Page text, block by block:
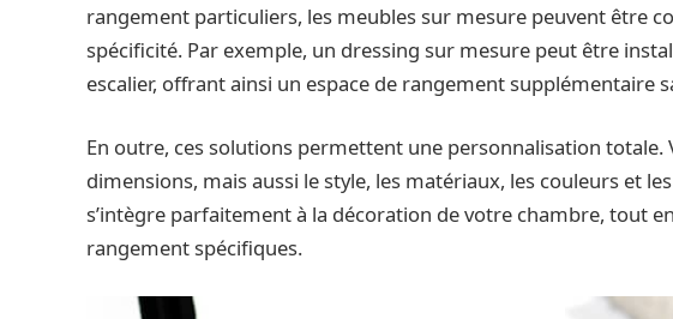
rangement particuliers, les meubles sur mesure peuvent être
spécificité. Par exemple, un dressing sur mesure peut être
escalier, offrant ainsi un espace de rangement supplémentaire
En outre, ces solutions permettent une personnalisation totale.
dimensions, mais aussi le style, les matériaux, les couleurs et
s’intègre parfaitement à la décoration de votre chambre, tout
rangement spécifiques.